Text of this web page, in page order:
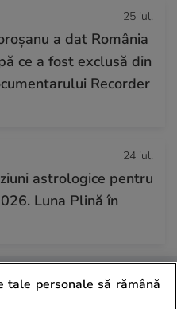
25 iul.
a dat România
ce a fost exclusă din
Recorder
24 iul.
astrologice pentru
Luna Plină în
tale personale să rămână